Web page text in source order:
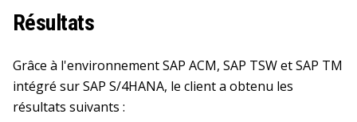
Résultats
Grâce à l'environnement SAP ACM, SAP TSW et SAP TM
intégré sur SAP S/4HANA, le client a obtenu les
résultats suivants :